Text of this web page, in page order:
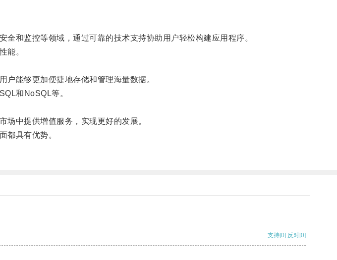
和监控等领域，通过可靠的技术支持协助用户轻松构建应用程序。
能。
能够更加便捷地存储和管理海量数据。
和NoSQL等。
中提供增值服务，实现更好的发展。
具有优势。
支持[0] 反对[0]